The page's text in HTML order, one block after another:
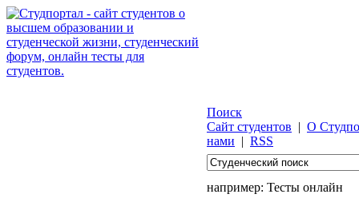
Поиск
Сайт студентов | О
нами | RSS
например: Тесты онлайн